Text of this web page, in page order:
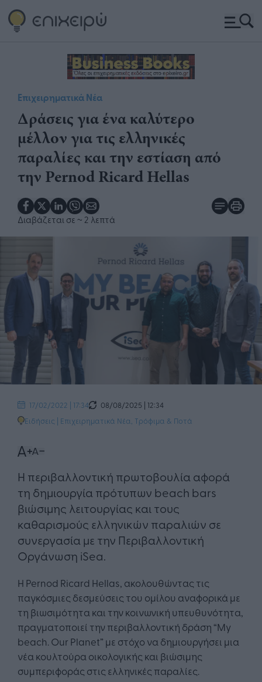
Επιχειρηματικά Νέα
Δράσεις για ένα καλύτερο
μέλλον για τις ελληνικές
παραλίες και την εστίαση από
την Pernod Ricard Hellas
Διαβάζεται σε ~ 2 λεπτά
17/02/2022 | 17:34
08/08/2025 | 12:34
Ειδήσεις | Επιχειρηματικά Νέα Τρόφιμα & Ποτά
Η περιβαλλοντική πρωτοβουλία αφορά
τη δημιουργία πρότυπων beach bars
βιώσιμης λειτουργίας και τους
καθαρισμούς ελληνικών παραλιών σε
συνεργασία με την Περιβαλλοντική
Οργάνωση iSea.
Η Pernod Ricard Hellas, ακολουθώντας τις
παγκόσμιες δεσμεύσεις του ομίλου αναφορικά με
τη βιωσιμότητα και την κοινωνική υπευθυνότητα,
πραγματοποιεί την περιβαλλοντική δράση “My
beach. Our Planet” με στόχο να δημιουργήσει μια
νέα κουλτούρα οικολογικής και βιώσιμης
συμπεριφοράς στις ελληνικές παραλίες.